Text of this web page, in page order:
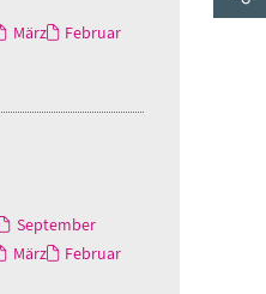
März
Februar
September
März
Februar